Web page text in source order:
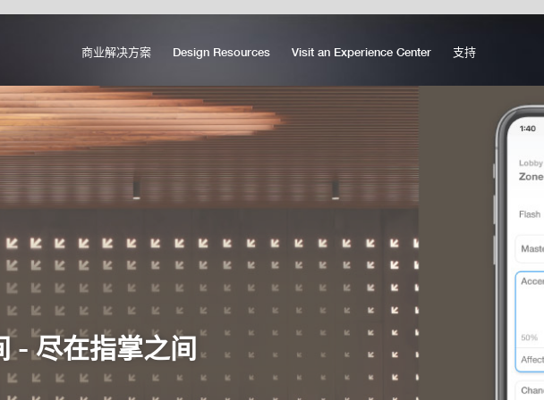
商业解决方案 Design Resources Visit an Experience Center 支持
- 尽在指掌之间
- 尽在指掌之间
- 尽在指掌之间